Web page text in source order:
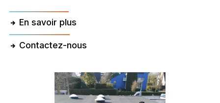
En savoir plus
Contactez-nous